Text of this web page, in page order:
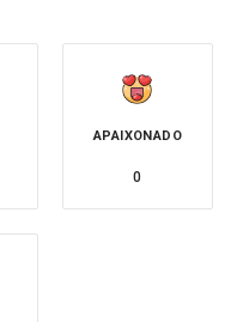
APAIXONADO
0